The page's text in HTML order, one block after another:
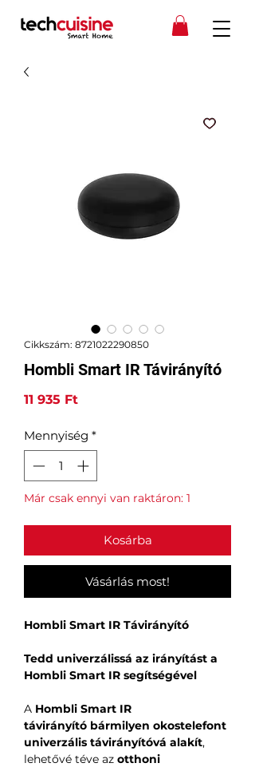
Cikkszám: 8721022290850
Hombli Smart IR Távirányító
11 935 FtÁr
Mennyiség *
Már csak ennyi van raktáron: 1
Kosárba
Vásárlás most!
Hombli Smart IR Távirányító
Tedd univerzálissá az irányítást a
Hombli Smart IR segítségével
A Hombli Smart IR
távirányító bármilyen okostelefont
univerzális távirányítóvá alakít,
lehetővé téve az otthoni